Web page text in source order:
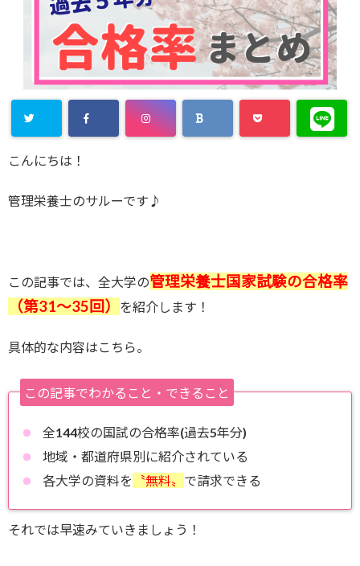
こんにちは！
管理栄養士のサルーです♪
この記事では、 全大学の管理栄養士国家試験の合格率
（第31〜35回）
を紹介します！
具体的な内容はこちら。
この記事でわかること・できること
全144校の国試の合格率(過去5年分)
地域・都道府県別に紹介されている
各大学の資料を 〝無料〟 で請求できる
それでは早速みていきましょう！